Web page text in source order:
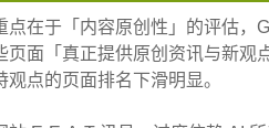
点在于「内容原创性」的评估，
页面「真正提供原创资讯与新观
点的页面排名下滑明显。